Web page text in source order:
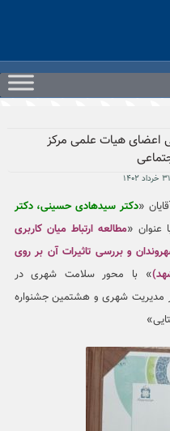
اعضای هیات علمی مرکز
«دکتر سیدهادی حسینی، دکتر
عنوان «مطالعه ارتباط میان کاربری
و بررسی تاثیرات آن بر روی
» با محور سلامت شهری در
مدیریت شهری و هشتمین جشنواره